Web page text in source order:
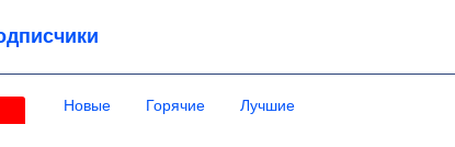
Новые Горячие Лучшие